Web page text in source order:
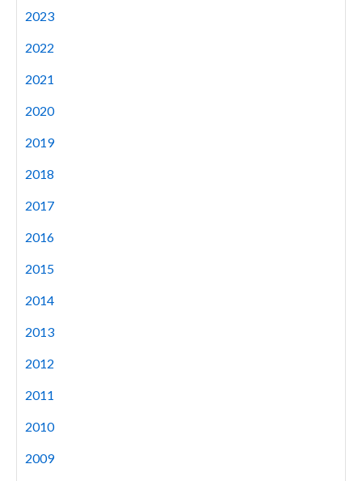
2023
2022
2021
2020
2019
2018
2017
2016
2015
2014
2013
2012
2011
2010
2009